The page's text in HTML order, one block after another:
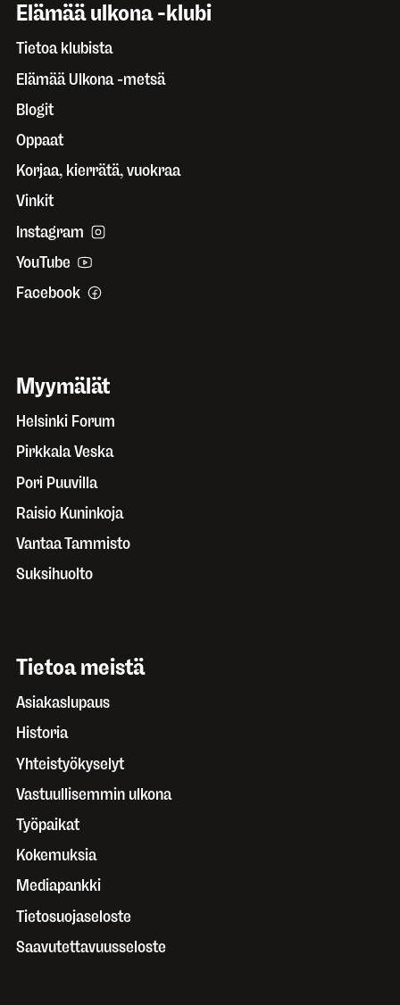
Elämää ulkona -klubi
Tietoa klubista
Elämää Ulkona -metsä
Blogit
Oppaat
Korjaa, kierrätä, vuokraa
Vinkit
Instagram
YouTube
Facebook
Myymälät
Helsinki Forum
Pirkkala Veska
Pori Puuvilla
Raisio Kuninkoja
Vantaa Tammisto
Suksihuolto
Tietoa meistä
Asiakaslupaus
Historia
Yhteistyökyselyt
Vastuullisemmin ulkona
Työpaikat
Kokemuksia
Mediapankki
Tietosuojaseloste
Saavutettavuusseloste